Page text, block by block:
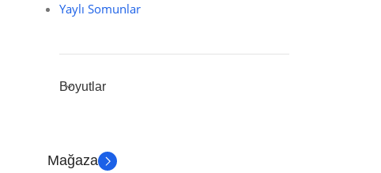
Yaylı Somunlar
Boyutlar
Mağaza